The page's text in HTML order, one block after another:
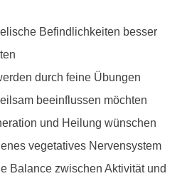
Befindlichkeiten besser
durch feine Übungen
beeinflussen möchten
und Heilung wünschen
vegetatives Nervensystem
Balance zwischen Aktivität und